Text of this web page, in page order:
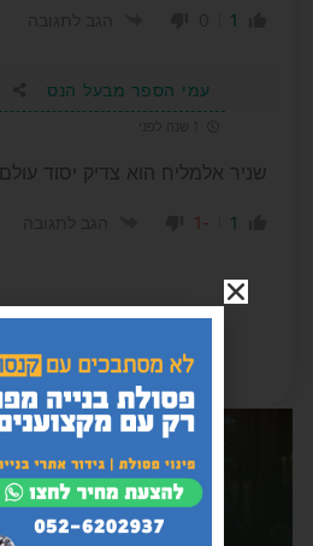
1
עמי הספר מבעל הנס
שניר אלמליח הוא צדיק יסוד עולם
1
-1